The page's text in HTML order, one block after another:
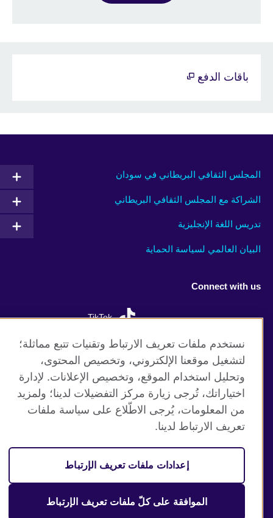
باقات الدفع
المجلس الثقافي البريطاني في سودان
الشراكة مع المجلس الثقافي البريطاني
تدريس اللغة الإنجليزية
البيان العالمي لسياسة الحماية
Connect with us
TikTok
موقع المجلس الثقافي البريطاني العالمي
الخصوصية وشروط الاستخدام
ملفات تعريف الإرتباط
خارطة الموقع
(The United Kingdom’s international organisation for cultural
209131 (England and Wales) SC037733 (Scotland
نستخدم ملفات تعريف الارتباط وتقنيات تتبع مماثلة؛
لتشغيل موقعنا الإلكتروني، وتخصيص المحتوى،
وتحليل استخدام الموقع، وتخصيص الإعلانات. لإدارة
اختياراتك، تُرجى زيارة مركز التفضيلات لدينا؛ ولمزيد
من المعلومات، يُرجى الاطّلاع على سياسة ملفات
تعريف الارتباط لدينا.
إعدادات ملفات تعريف الإرتباط
الموافقة على كلّ ملفات تعريف الإرتباط